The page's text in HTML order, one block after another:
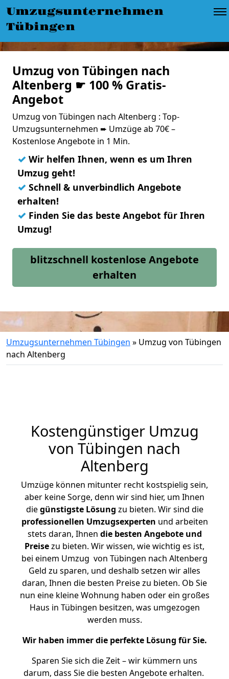
Umzugsunternehmen
Tübingen
Umzug von Tübingen nach
Altenberg ☛ 100 % Gratis-
Angebot
Umzug von Tübingen nach Altenberg : Top-
Umzugsunternehmen ➨ Umzüge ab 70€ –
Kostenlose Angebote in 1 Min.
✓ Wir helfen Ihnen, wenn es um Ihren
Umzug geht!
✓ Schnell & unverbindlich Angebote
erhalten!
✓ Finden Sie das beste Angebot für Ihren
Umzug!
blitzschnell kostenlose Angebote
erhalten
Umzugsunternehmen Tübingen » Umzug von Tübingen
nach Altenberg
Kostengünstiger Umzug
von Tübingen nach
Altenberg
Umzüge können mitunter recht kostspielig sein,
aber keine Sorge, denn wir sind hier, um Ihnen
diegünstigste Lösung zu bieten. Wir sind die
professionellen Umzugsexperten und arbeiten
stets daran, Ihnen die besten Angebote und
Preisezu bieten. Wir wissen, wie wichtig es ist,
bei einem Umzug von Tübingen nach Altenberg
Geld zu sparen, und deshalb setzen wir alles
daran, Ihnen die besten Preise zu bieten. Ob Sie
nun eine kleine Wohnung haben oder ein großes
Haus in Tübingen besitzen, was umgezogen
werden muss.
Wir haben immer die perfekte Lösung für Sie.
Sparen Sie sich die Zeit – wir kümmern uns
darum, dass Sie die besten Angebote erhalten.